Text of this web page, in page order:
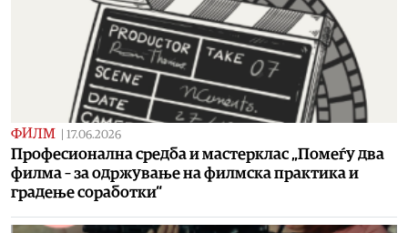
ФИЛМ | 17.06.2026
Професионална средба и мастерклас „Помеѓу два
филма – за одржување на филмска практика и
градење соработки“